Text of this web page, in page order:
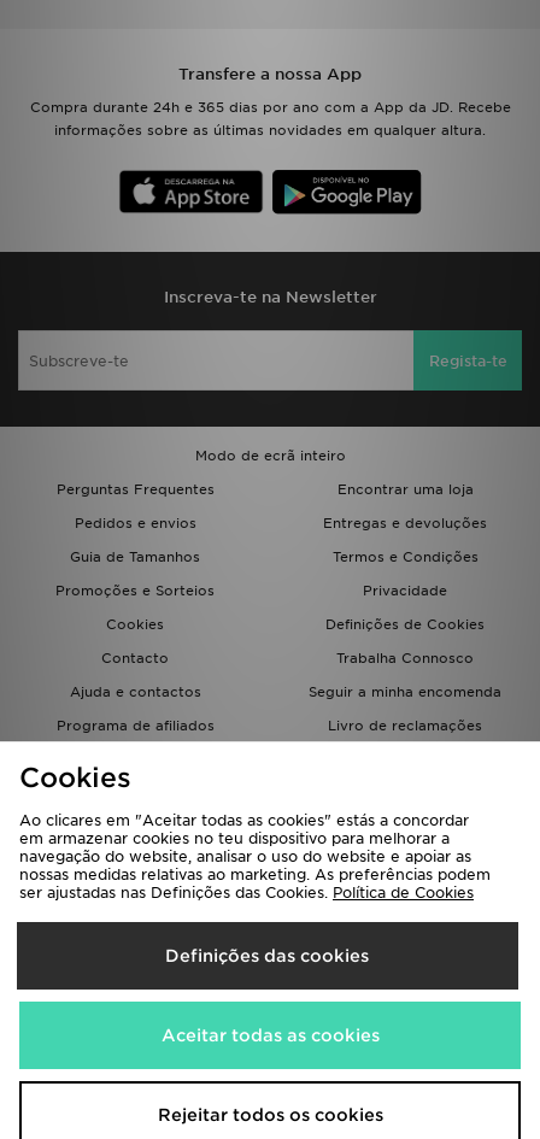
Transfere a nossa App
Compra durante 24h e 365 dias por ano com a App da JD. Recebe
informações sobre as últimas novidades em qualquer altura.
Inscreva-te na Newsletter
Regista-te
Modo de ecrã inteiro
Perguntas Frequentes
Encontrar uma loja
Pedidos e envios
Entregas e devoluções
Guia de Tamanhos
Termos e Condições
Promoções e Sorteios
Privacidade
Cookies
Definições de Cookies
Contacto
Trabalha Connosco
Ajuda e contactos
Seguir a minha encomenda
Programa de afiliados
Livro de reclamações
Seleciona O País
Portugal
Aceitamos os seguintes métodos de pagamento
Visita a nossa página corporativa emwww.jdplc.com
Cookies
Ao clicares em "Aceitar todas as cookies" estás a concordar
em armazenar cookies no teu dispositivo para melhorar a
navegação do website, analisar o uso do website e apoiar as
nossas medidas relativas ao marketing. As preferências podem
ser ajustadas nas Definições das Cookies. Política de Cookies
Definições das cookies
Aceitar todas as cookies
Rejeitar todos os cookies